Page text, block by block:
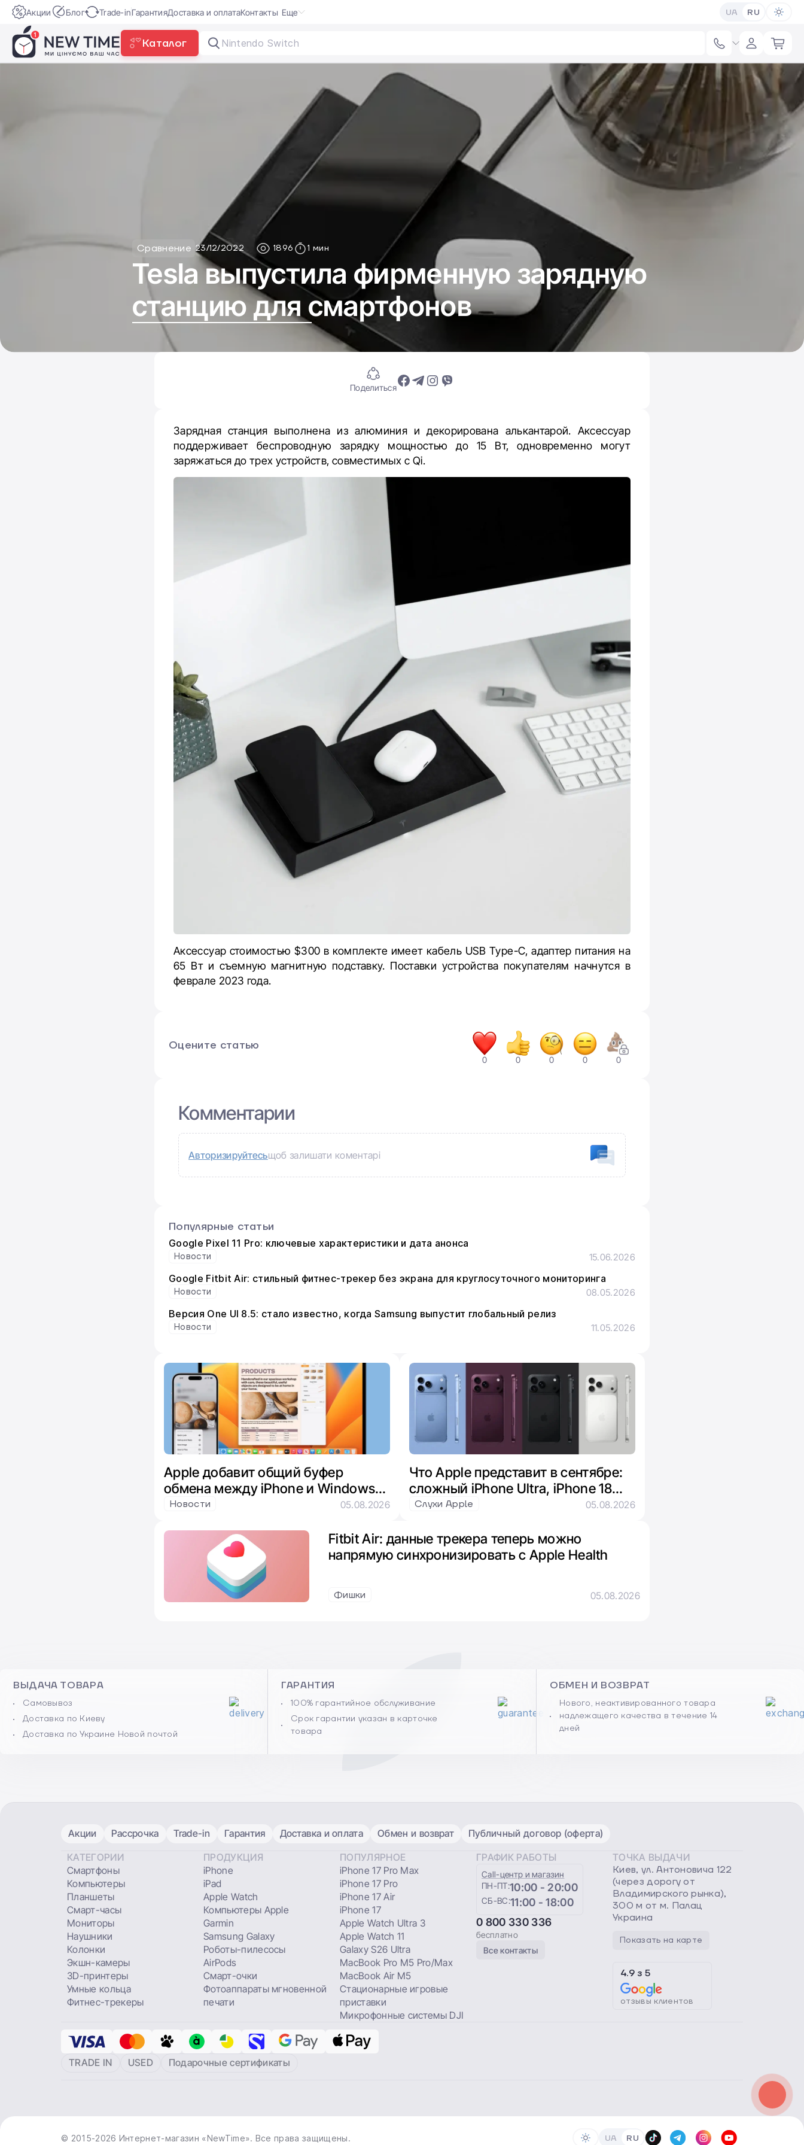
Акции Блог Trade-inГарантияДоставка и оплатаКонтакты Еще UA RU
Каталог Nintendo Switch 2
Сравнение 23/12/2022 1896 1 мин
​Tesla выпустила фирменную зарядную
станцию ​​для смартфонов
Поделиться
Зарядная станция выполнена из алюминия и декорирована алькантарой. Аксессуар
поддерживает беспроводную зарядку мощностью до 15 Вт, одновременно могут
заряжаться до трех устройств, совместимых с Qi.
Аксессуар стоимостью $300 в комплекте имеет кабель USB Type-C, адаптер питания на
65 Вт и съемную магнитную подставку. Поставки устройства покупателям начнутся в
феврале 2023 года.
Оцените статью
0 0 0 0 0
Комментарии
Авторизируйтесьщоб залишати коментарі
Популярные статьи
Google Pixel 11 Pro: ключевые характеристики и дата анонса
Новости 15.06.2026
Google Fitbit Air: стильный фитнес-трекер без экрана для круглосуточного мониторинга
Новости 08.05.2026
Версия One UI 8.5: стало известно, когда Samsung выпустит глобальный релиз
Новости 11.05.2026
Apple добавит общий буфер
обмена между iPhone и Windows
по требованию Евросоюза и
Новости 05.08.2026
Что Apple представит в сентябре:
сложный iPhone Ultra, iPhone 18
Pro и умные часы
Слухи Apple 05.08.2026
Fitbit Air: данные трекера теперь можно
напрямую синхронизировать с Apple Health
Фишки 05.08.2026
ВЫДАЧА ТОВАРА
Самовывоз
Доставка по Киеву
Доставка по Украине Новой почтой
ГАРАНТИЯ
100% гарантийное обслуживание
Срок гарантии указан в карточке
товара
ОБМЕН И ВОЗВРАТ
Нового, неактивированного товара
надлежащего качества в течение 14
дней
Акции Рассрочка Trade-in Гарантия Доставка и оплата Обмен и возврат Публичный договор (оферта)
КАТЕГОРИИ
Смартфоны
Компьютеры
Планшеты
Смарт-часы
Мониторы
Наушники
Колонки
Экшн-камеры
3D-принтеры
Умные кольца
Фитнес-трекеры
ПРОДУКЦИЯ
iPhone
iPad
Apple Watch
Компьютеры Apple
Garmin
Samsung Galaxy
Роботы-пилесосы
AirPods
Смарт-очки
Фотоаппараты мгновенной
печати
ПОПУЛЯРНОЕ
iPhone 17 Pro Max
iPhone 17 Pro
iPhone 17 Air
iPhone 17
Apple Watch Ultra 3
Apple Watch 11
Galaxy S26 Ultra
MacBook Pro M5 Pro/Max
MacBook Air M5
Стационарные игровые
приставки
Микрофонные системы DJI
ГРАФИК РАБОТЫ
Сall-центр и магазин
ПН-ПТ:10:00 - 20:00
СБ-ВС:11:00 - 18:00
0 800 330 336
бесплатно
Все контакты
ТОЧКА ВЫДАЧИ
Киев, ул. Антоновича 122
(через дорогу от
Владимирского рынка),
300 м от м. Палац
Украина
Показать на карте
4.9з 5
отзывы клиентов
TRADE IN USED Подарочные сертификаты
© 2015-2026 Интернет-магазин «NewTime». Все права защищены. UA RU